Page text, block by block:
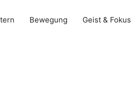
Bewegung Geist & Fokus